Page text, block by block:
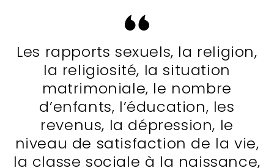
Les rapports sexuels, la religion,
la religiosité, la situation
matrimoniale, le nombre
d’enfants, l’éducation, les
revenus, la dépression, le
niveau de satisfaction de la vie,
la classe sociale à la naissance,